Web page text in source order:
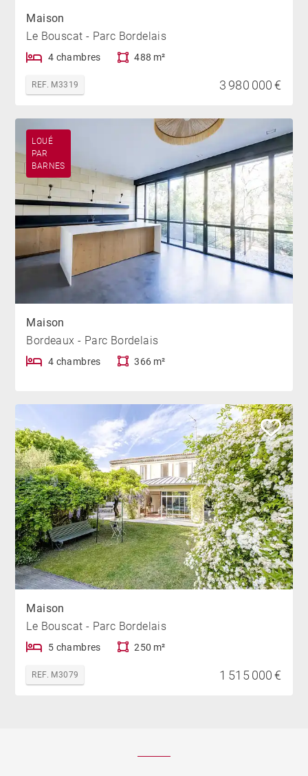
Maison
Le Bouscat - Parc Bordelais
4 chambres 488 m²
REF. M3319 3 980 000 €
LOUÉ
PAR
BARNES
Maison
Bordeaux - Parc Bordelais
4 chambres 366 m²
Maison
Le Bouscat - Parc Bordelais
5 chambres 250 m²
REF. M3079 1 515 000 €